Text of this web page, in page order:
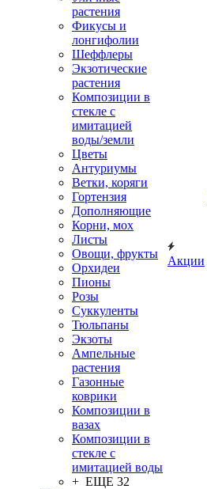
растения
Фикусы и
лонгифолии
Шеффлеры
Экзотические
растения
Композиции в
стекле с
имитацией
воды/земли
Цветы
Антуриумы
Ветки, коряги
Гортензия
Дополняющие
Корни, мох
Листы
Овощи, фрукты
Орхидеи
Пионы
Розы
Суккуленты
Тюльпаны
Экзоты
Ампельные
растения
Газонные
коврики
Композиции в
вазах
Композиции в
стекле с
имитацией воды
+ ЕЩЕ 32
Акции